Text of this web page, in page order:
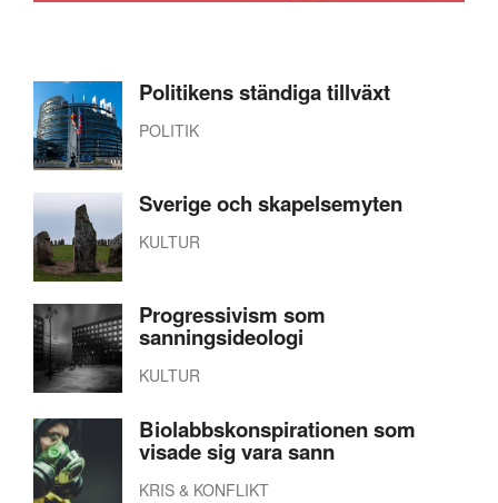
Politikens ständiga tillväxt
POLITIK
Sverige och skapelsemyten
KULTUR
Progressivism som
sanningsideologi
KULTUR
Biolabbskonspirationen som
visade sig vara sann
KRIS & KONFLIKT